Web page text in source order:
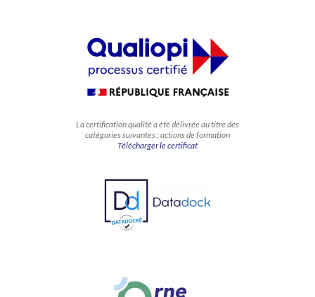
La certification qualité a été délivrée au titre des
catégories suivantes : actions de formation
Télécharger le certificat